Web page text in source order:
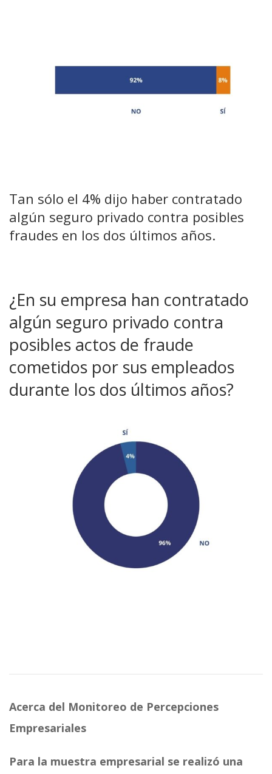
Tan sólo el 4% dijo haber contratado
algún seguro privado contra posibles
fraudes en los dos últimos años.
¿En su empresa han contratado
algún seguro privado contra
posibles actos de fraude
cometidos por sus empleados
durante los dos últimos años?
Acerca del Monitoreo de Percepciones
Empresariales
Para la muestra empresarial se realizó una